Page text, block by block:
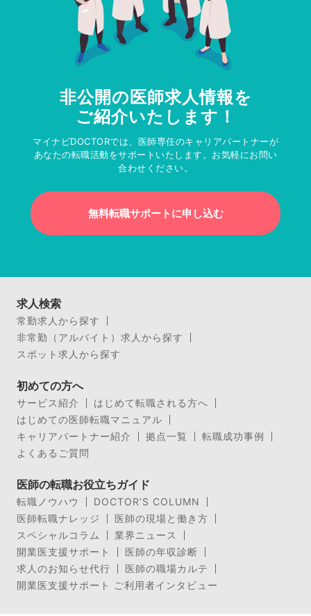
非公開の医師求人情報を
ご紹介いたします！
マイナビDOCTORでは、医師専任のキャリアパートナーが
あなたの転職活動をサポートいたします。お気軽にお問い
合わせください。
無料転職サポートに申し込む
求人検索
常勤求人から探す
非常勤（アルバイト）求人から探す
スポット求人から探す
初めての方へ
サービス紹介
はじめて転職される方へ
はじめての医師転職マニュアル
キャリアパートナー紹介
拠点一覧
転職成功事例
よくあるご質問
医師の転職お役立ちガイド
転職ノウハウ
DOCTOR’S COLUMN
医師転職ナレッジ
医師の現場と働き方
スペシャルコラム
業界ニュース
開業医支援サポート
医師の年収診断
求人のお知らせ代行
医師の職場カルテ
開業医支援サポート ご利用者インタビュー